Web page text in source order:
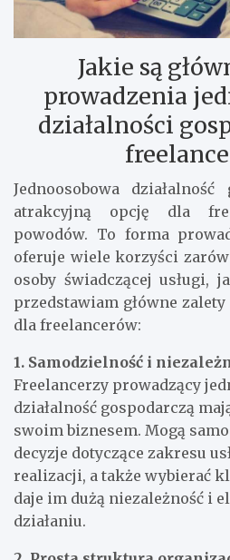
Jakie są
prowadzenia
działalności
Jednoosobowa
atrakcyjną opcję dla
powodów. To forma
oferuje wiele korzyści
osoby świadczącej usługi,
przedstawiam główne
dla freelancerów:
1. Samodzielność i
Freelancerzy prowadzący
działalność gospodarczą
swoim biznesem. Mogą
decyzje dotyczące zakresu
realizacji, a także wybierać
daje im dużą niezależność i
działaniu.